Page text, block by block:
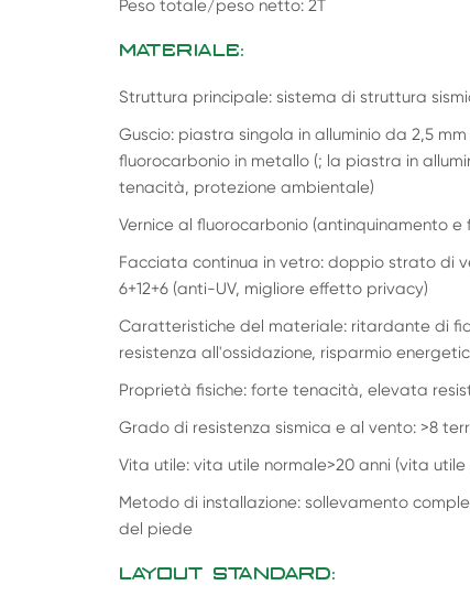
Peso totale/peso netto: 2T
MATERIALE:
Struttura principale: sistema di struttura
Guscio: piastra singola in alluminio da 2,5
fluorocarbonio in metallo (; la piastra in
tenacità, protezione ambientale)
Vernice al fluorocarbonio (antinquinamento
Facciata continua in vetro: doppio strato di
6+12+6 (anti-UV, migliore effetto privacy)
Caratteristiche del materiale: ritardante di
resistenza all'ossidazione, risparmio
Proprietà fisiche: forte tenacità, elevata
Grado di resistenza sismica e al vento: >8
Vita utile: vita utile normale>20 anni (vita
Metodo di installazione: sollevamento
del piede
LAYOUT STANDARD: